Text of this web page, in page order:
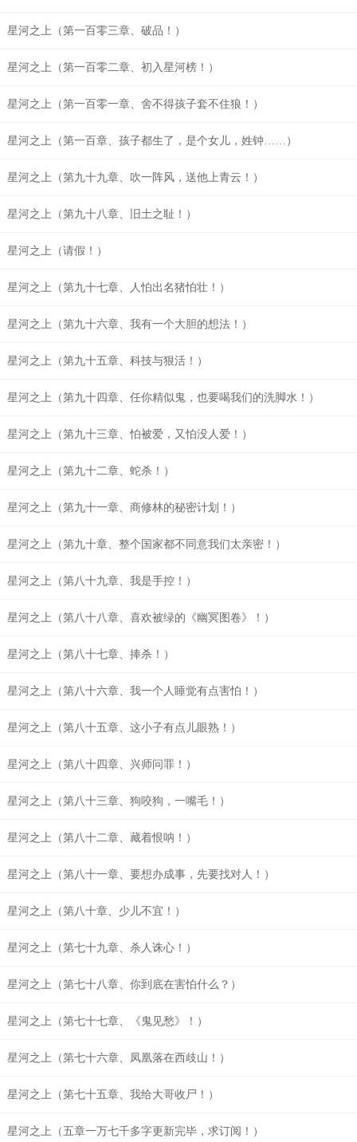
星河之上（第一百零三章、破品！）
星河之上（第一百零二章、初入星河榜！）
星河之上（第一百零一章、舍不得孩子套不住狼！）
星河之上（第一百章、孩子都生了，是个女儿，姓钟……）
星河之上（第九十九章、吹一阵风，送他上青云！）
星河之上（第九十八章、旧土之耻！）
星河之上（请假！）
星河之上（第九十七章、人怕出名猪怕壮！）
星河之上（第九十六章、我有一个大胆的想法！）
星河之上（第九十五章、科技与狠活！）
星河之上（第九十四章、任你精似鬼，也要喝我们的洗脚水！）
星河之上（第九十三章、怕被爱，又怕没人爱！）
星河之上（第九十二章、蛇杀！）
星河之上（第九十一章、商修林的秘密计划！）
星河之上（第九十章、整个国家都不同意我们太亲密！）
星河之上（第八十九章、我是手控！）
星河之上（第八十八章、喜欢被绿的《幽冥图卷》！）
星河之上（第八十七章、捧杀！）
星河之上（第八十六章、我一个人睡觉有点害怕！）
星河之上（第八十五章、这小子有点儿眼熟！）
星河之上（第八十四章、兴师问罪！）
星河之上（第八十三章、狗咬狗，一嘴毛！）
星河之上（第八十二章、藏着恨呐！）
星河之上（第八十一章、要想办成事，先要找对人！）
星河之上（第八十章、少儿不宜！）
星河之上（第七十九章、杀人诛心！）
星河之上（第七十八章、你到底在害怕什么？）
星河之上（第七十七章、《鬼见愁》！）
星河之上（第七十六章、凤凰落在西歧山！）
星河之上（第七十五章、我给大哥收尸！）
星河之上（五章一万七千多字更新完毕，求订阅！）